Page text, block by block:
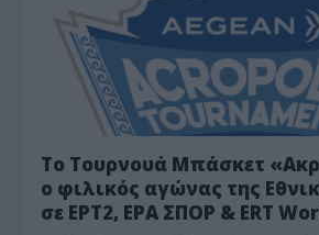
To Τουρνουά Μπάσκετ
ο φιλικός αγώνας της
σε ΕΡΤ2, ΕΡΑ ΣΠΟΡ & ERT